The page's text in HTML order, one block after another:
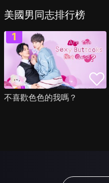
美國男同志排行榜
不喜歡色色的我嗎？